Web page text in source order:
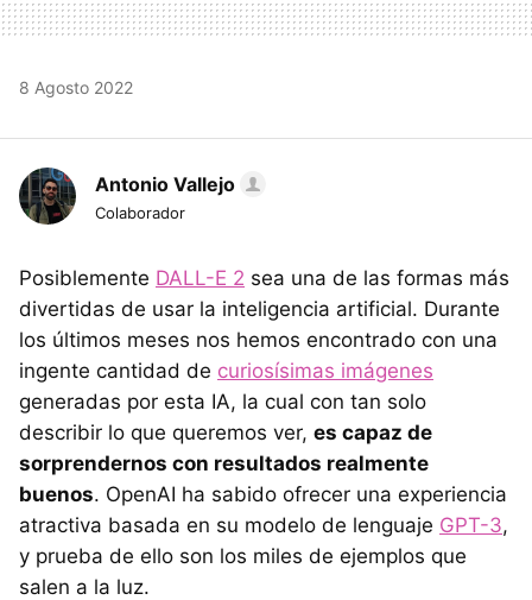
8 Agosto 2022
Antonio Vallejo
Colaborador
Posiblemente DALL-E 2 sea una de las formas más
divertidas de usar la inteligencia artificial. Durante
los últimos meses nos hemos encontrado con una
ingente cantidad de curiosísimas imágenes
generadas por esta IA, la cual con tan solo
describir lo que queremos ver, es capaz de
sorprendernos con resultados realmente
buenos. OpenAI ha sabido ofrecer una experiencia
atractiva basada en su modelo de lenguaje GPT-3,
y prueba de ello son los miles de ejemplos que
salen a la luz.